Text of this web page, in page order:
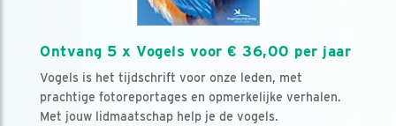
Ontvang 5 x Vogels voor € 36,00 per jaar
Vogels is het tijdschrift voor onze leden, met
prachtige fotoreportages en opmerkelijke verhalen.
Met jouw lidmaatschap help je de vogels.